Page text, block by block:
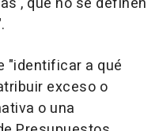
"identificar a qué
exceso o
o una